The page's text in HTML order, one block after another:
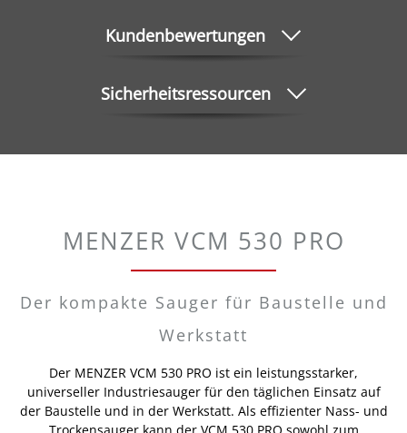
Kundenbewertungen
Sicherheitsressourcen
MENZER VCM 530 PRO
Der kompakte Sauger für Baustelle und
Werkstatt
Der MENZER VCM 530 PRO ist ein leistungsstarker,
universeller Industriesauger für den täglichen Einsatz auf
der Baustelle und in der Werkstatt. Als effizienter Nass- und